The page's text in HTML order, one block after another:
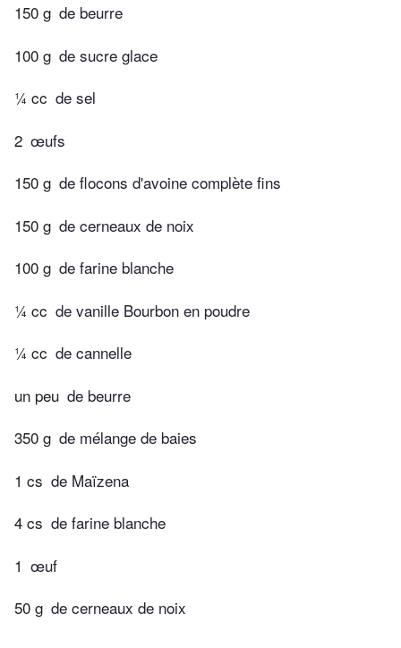
150 g de beurre
100 g de sucre glace
¼ cc de sel
2 œufs
150 g de flocons d'avoine complète fins
150 g de cerneaux de noix
100 g de farine blanche
¼ cc de vanille Bourbon en poudre
¼ cc de cannelle
un peu de beurre
350 g de mélange de baies
1 cs de Maïzena
4 cs de farine blanche
1 œuf
50 g de cerneaux de noix